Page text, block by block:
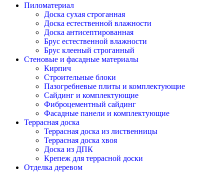
Пиломатериал
Доска сухая строганная
Доска естественной влажности
Доска антисептированная
Брус естественной влажности
Брус клееный строганный
Стеновые и фасадные материалы
Кирпич
Строительные блоки
Пазогребневые плиты и комплектующие
Сайдинг и комплектующие
Фиброцементный сайдинг
Фасадные панели и комплектующие
Террасная доска
Террасная доска из лиственницы
Террасная доска хвоя
Доска из ДПК
Крепеж для террасной доски
Отделка деревом